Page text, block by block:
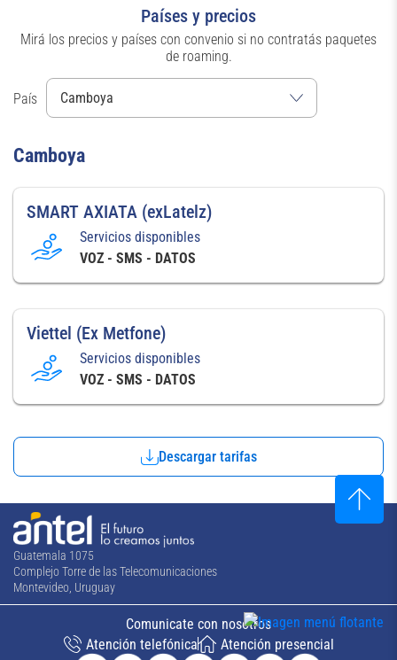
Países y precios
Mirá los precios y países con convenio si no contratás paquetes
de roaming.
País
Camboya
SMART AXIATA (exLatelz)
Servicios disponibles
VOZ - SMS - DATOS
Viettel (Ex Metfone)
Servicios disponibles
VOZ - SMS - DATOS
Descargar tarifas
Guatemala 1075
Complejo Torre de las Telecomunicaciones
Montevideo, Uruguay
Comunicate con nosotros
Atención telefónica
Atención presencial